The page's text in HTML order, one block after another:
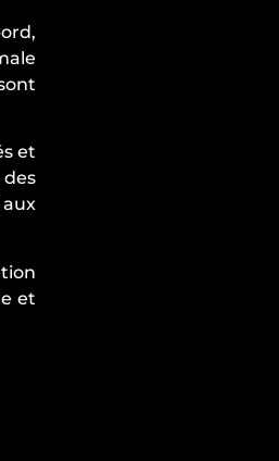
et
et